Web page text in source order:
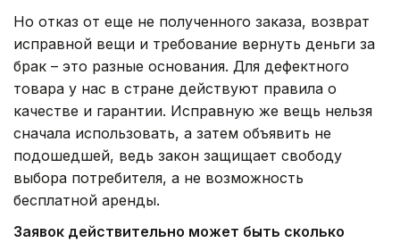
Но отказ от еще не полученного заказа, возврат
исправной вещи и требование вернуть деньги за
брак – это разные основания. Для дефектного
товара у нас в стране действуют правила о
качестве и гарантии. Исправную же вещь нельзя
сначала использовать, а затем объявить не
подошедшей, ведь закон защищает свободу
выбора потребителя, а не возможность
бесплатной аренды.
Заявок действительно может быть сколько